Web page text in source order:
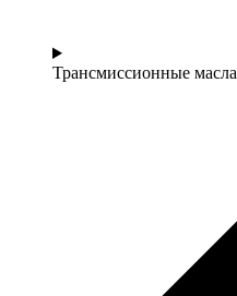
Трансмиссионные масла